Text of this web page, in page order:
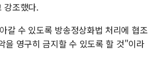
강조했다.
갈 수 있도록 방송정상화법 처리에 협조
을 영구히 금지할 수 있도록 할 것"이라